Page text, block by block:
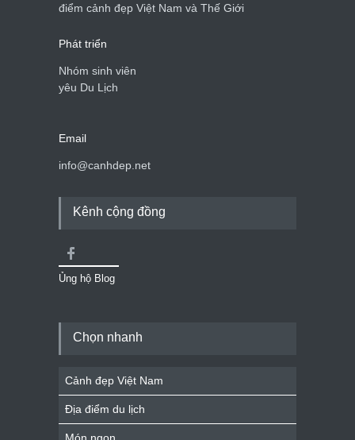
điểm cảnh đẹp Việt Nam và Thế Giới
Phát triển
Nhóm sinh viên
yêu Du Lịch
Email
info@canhdep.net
Kênh cộng đồng
Ủng hộ Blog
Chọn nhanh
Cảnh đẹp Việt Nam
Địa điểm du lịch